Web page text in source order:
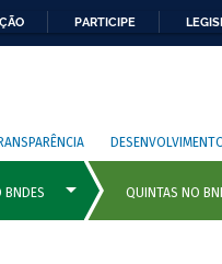
PARTICIPE